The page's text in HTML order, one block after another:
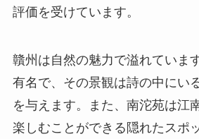
評価を受けています。
贛州は自然の魅力で溢れていま
有名で、その景観は詩の中にい
を与えます。また、南沱苑は江
楽しむことができる隠れたスポ